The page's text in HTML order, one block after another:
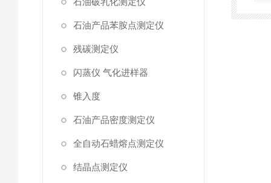
石油产品苯胺点测定仪
残碳测定仪
闪蒸仪 气化进样器
锥入度
石油产品密度测定仪
全自动石蜡熔点测定仪
结晶点测定仪